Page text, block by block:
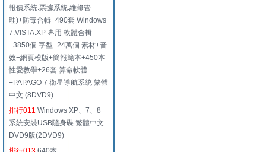
報價系統.票據系統.維修管
理)+防毒合輯+490套 Windows
7.VISTA.XP 專用 軟體合輯
+3850個 字型+24萬個 素材+音
效+網頁模版+簡報範本+450本
性愛教學+26套 算命軟體
+PAPAGO 7 衛星導航系統 繁體
中文 (8DVD9)
排行011 Windows XP、7、8
系統安裝USB隨身碟 繁體中文
DVD9版(2DVD9)